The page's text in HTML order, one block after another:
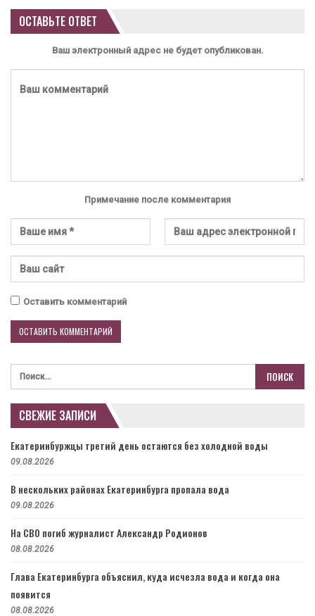
ОСТАВЬТЕ ОТВЕТ
Ваш электронный адрес не будет опубликован.
Примечание после комментария
Оставить комментарий
СВЕЖИЕ ЗАПИСИ
Екатеринбуржцы третий день остаются без холодной воды
09.08.2026
В нескольких районах Екатеринбурга пропала вода
09.08.2026
На СВО погиб журналист Александр Родионов
08.08.2026
Глава Екатеринбурга объяснил, куда исчезла вода и когда она
появится
08.08.2026